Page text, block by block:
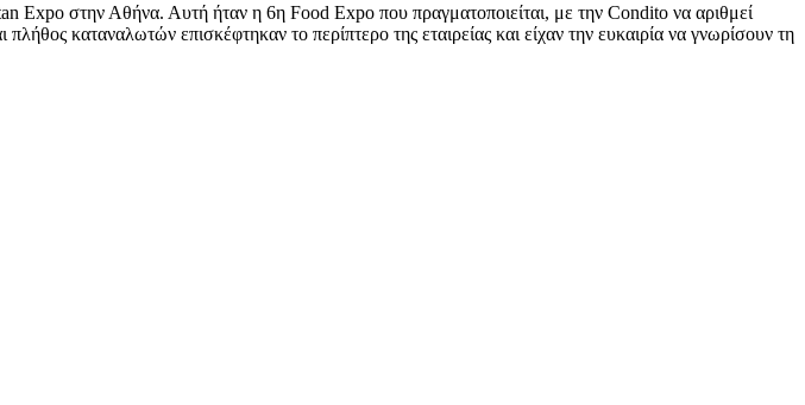
στην Αθήνα. Αυτή ήταν η 6η Food Expo που πραγματοποιείται, με την Condito να αριθμεί
καταναλωτών επισκέφτηκαν το περίπτερο της εταιρείας και είχαν την ευκαιρία να γνωρίσουν τη